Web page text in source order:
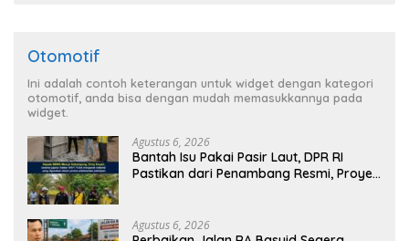
Otomotif
Ini adalah contoh keterangan untuk widget dengan kategori
otomotif, anda bisa dengan mudah memasukkannya pada
widget.
Agustus 6, 2026
Bantah Isu Pakai Pasir Laut, DPR RI
Pastikan dari Penambang Resmi, Proyek
Agustus 6, 2026